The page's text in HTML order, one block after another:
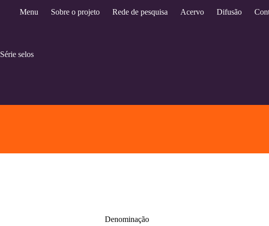
Menu Sobre o projeto Rede de pesquisa Acervo Difusão
Série selos
Denominação